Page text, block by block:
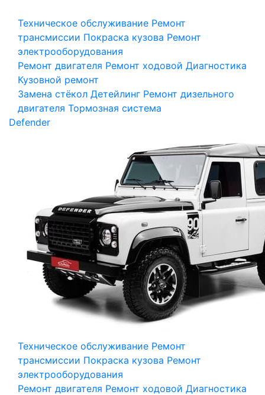
Техническое обслуживание Ремонт
трансмиссии Покраска кузова Ремонт
электрооборудования
Ремонт двигателя Ремонт ходовой Диагностика
Кузовной ремонт
Замена стёкол Детейлинг Ремонт дизельного
двигателя Тормозная система
Defender
Техническое обслуживание Ремонт
трансмиссии Покраска кузова Ремонт
электрооборудования
Ремонт двигателя Ремонт ходовой Диагностика